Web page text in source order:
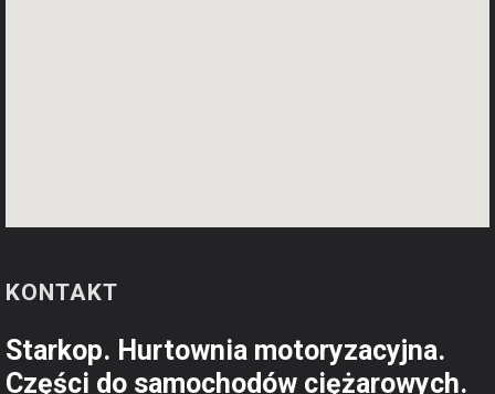
KONTAKT
Starkop. Hurtownia motoryzacyjna.
Części do samochodów ciężarowych.